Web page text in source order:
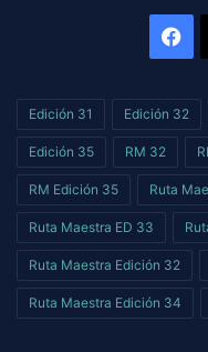
Edición 31 Edición 32
Edición 35 RM 32
RM Edición 35 Ruta
Ruta Maestra ED 33
Ruta Maestra Edición 32
Ruta Maestra Edición 34